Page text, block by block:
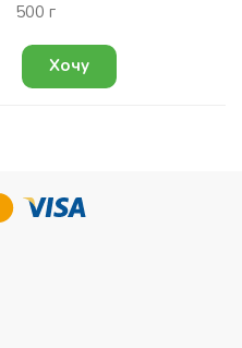
500 г
Хочу